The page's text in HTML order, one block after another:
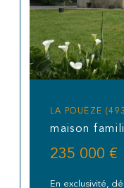
LA POUËZE
maison
235 000 €
En exclusivité,